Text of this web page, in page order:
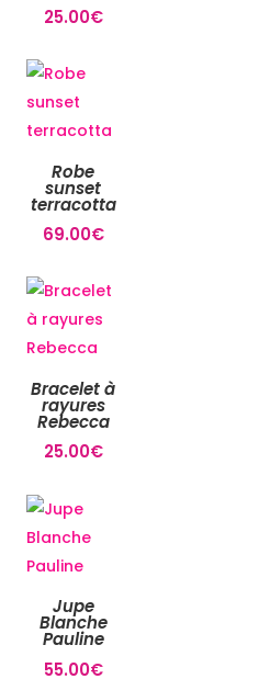
25.00€
Robe
sunset
terracotta
69.00€
Bracelet à
rayures
Rebecca
25.00€
Jupe
Blanche
Pauline
55.00€